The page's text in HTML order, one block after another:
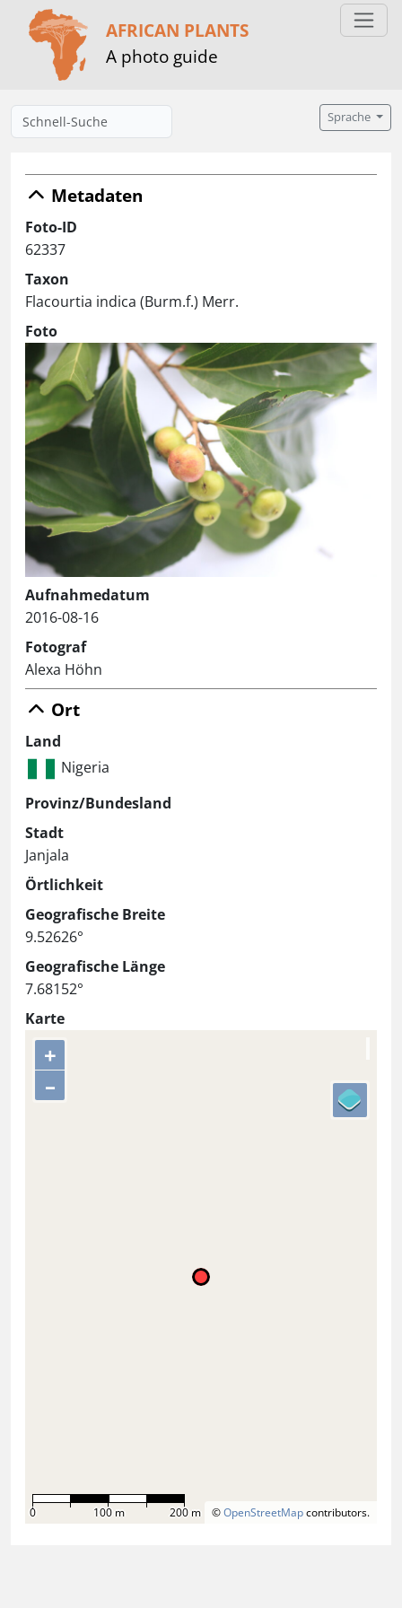
AFRICAN PLANTS
A photo guide
Sprache
Metadaten
Foto-ID
62337
Taxon
Flacourtia indica (Burm.f.) Merr.
Foto
Aufnahmedatum
2016-08-16
Fotograf
Alexa Höhn
Ort
Land
Nigeria
Provinz/Bundesland
Stadt
Janjala
Örtlichkeit
Geografische Breite
9.52626°
Geografische Länge
7.68152°
Karte
+
–
©OpenStreetMapcontributors.
0 100 m 200 m